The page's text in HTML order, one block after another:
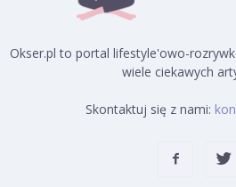
Okser.pl to portal lifestyle'owo-
wiele ciekawych
Skontaktuj się z nami: